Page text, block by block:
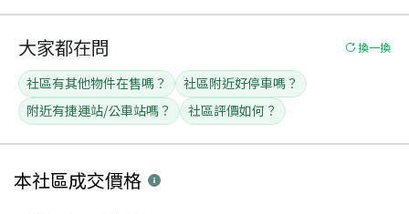
大家都在問 換一換
社區有其他物件在售嗎？
社區附近好停車嗎？
附近有捷運站/公車站嗎？
社區評價如何？
本社區成交價格